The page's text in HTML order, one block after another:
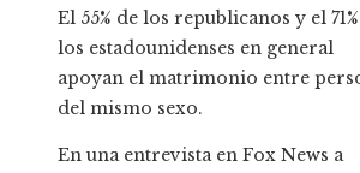
El 55% de los republicanos y el
los estadounidenses en general
apoyan el matrimonio entre
del mismo sexo.
En una entrevista en Fox News a